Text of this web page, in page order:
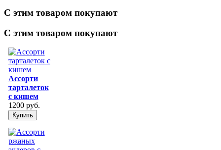
С этим товаром покупают
С этим товаром покупают
Ассорти
тарталеток
с кишем
1200 руб.
Купить